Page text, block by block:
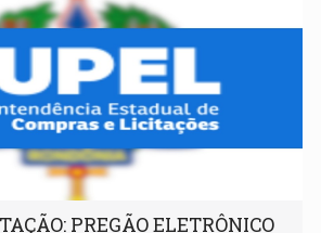
PREGÃO ELETRÔNICO